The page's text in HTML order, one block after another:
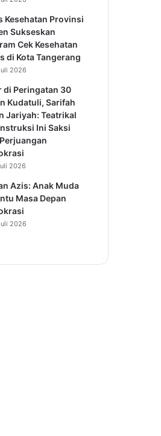
Kesehatan Provinsi
Sukseskan
Cek Kesehatan
di Kota Tangerang
2026
di Peringatan 30
Kudatuli, Sarifah
Jariyah: Teatrikal
Ini Saksi
2026
Azis: Anak Muda
Masa Depan
2026